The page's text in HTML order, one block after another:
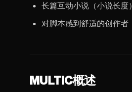
长篇互动小说（小说长度）
对脚本感到舒适的创作者
MULTIC概述